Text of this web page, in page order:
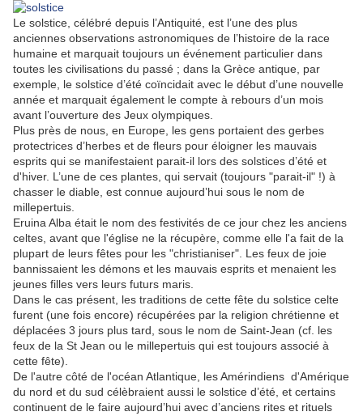
Le solstice, célébré depuis l’Antiquité, est l’une des plus
anciennes observations astronomiques de l’histoire de la race
humaine et marquait toujours un événement particulier dans
toutes les civilisations du passé ; dans la Grèce antique, par
exemple, le solstice d’été coïncidait avec le début d’une nouvelle
année et marquait également le compte à rebours d’un mois
avant l’ouverture des Jeux olympiques.
Plus près de nous, en Europe, les gens portaient des gerbes
protectrices d’herbes et de fleurs pour éloigner les mauvais
esprits qui se manifestaient parait-il lors des solstices d’été et
d'hiver. L’une de ces plantes, qui servait (toujours "parait-il" !) à
chasser le diable, est connue aujourd’hui sous le nom de
millepertuis.
Eruina Alba était le nom des festivités de ce jour chez les anciens
celtes, avant que l'église ne la récupère, comme elle l'a fait de la
plupart de leurs fêtes pour les "christianiser". Les feux de joie
bannissaient les démons et les mauvais esprits et menaient les
jeunes filles vers leurs futurs maris.
Dans le cas présent, les traditions de cette fête du solstice celte
furent (une fois encore) récupérées par la religion chrétienne et
déplacées 3 jours plus tard, sous le nom de Saint-Jean (cf. les
feux de la St Jean ou le millepertuis qui est toujours associé à
cette fête).
De l'autre côté de l'océan Atlantique, les Amérindiens d'Amérique
du nord et du sud célèbraient aussi le solstice d’été, et certains
continuent de le faire aujourd’hui avec d’anciens rites et rituels